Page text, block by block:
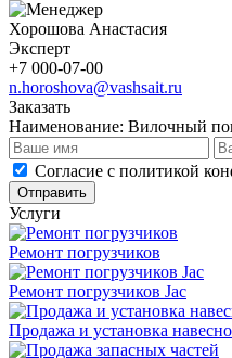
Хорошова Анастасия
Эксперт
+7 000-07-00
n.horoshova@vashsait.ru
Заказать
Наименование: Вилочный
Cогласие с политикой
Отправить
Услуги
Ремонт погрузчиков
Ремонт погрузчиков Jac
Продажа и установка